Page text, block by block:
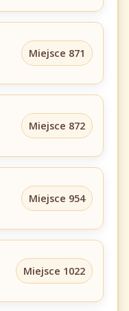
Miejsce 871
Miejsce 872
Miejsce 954
Miejsce 1022